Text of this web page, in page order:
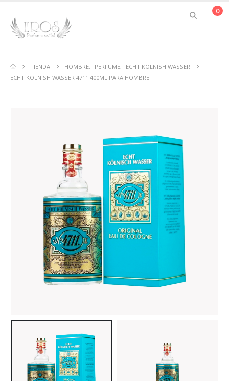
0
TIENDA HOMBRE, PERFUME,
ECHT KOLNISH WASSER
ECHT KOLNISH WASSER 4711 400ML PARA HOMBRE